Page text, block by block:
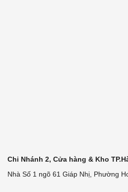
Chi Nhánh 2, Cửa hàng & Kho
Nhà Số 1 ngõ 61 Giáp Nhị, Phường